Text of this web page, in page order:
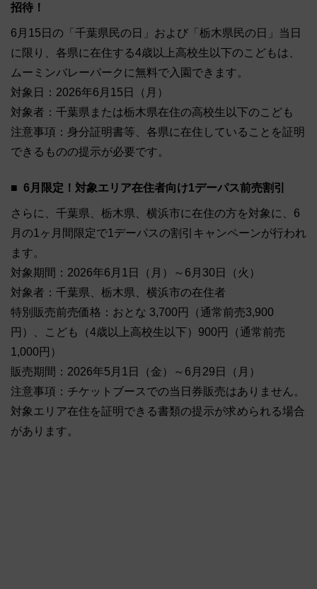
招待！
6月15日の「千葉県民の日」および「栃木県民の日」当日
に限り、各県に在住する4歳以上高校生以下のこどもは、
ムーミンバレーパークに無料で入園できます。
対象日：2026年6月15日（月）
対象者：千葉県または栃木県在住の高校生以下のこども
注意事項：身分証明書等、各県に在住していることを証明
できるものの提示が必要です。
6月限定！対象エリア在住者向け1デーパス前売割引
さらに、千葉県、栃木県、横浜市に在住の方を対象に、6
月の1ヶ月間限定で1デーパスの割引キャンペーンが行われ
ます。
対象期間：2026年6月1日（月）～6月30日（火）
対象者：千葉県、栃木県、横浜市の在住者
特別販売前売価格：おとな 3,700円（通常前売3,900
円）、こども（4歳以上高校生以下）900円（通常前売
1,000円）
販売期間：2026年5月1日（金）～6月29日（月）
注意事項：チケットブースでの当日券販売はありません。
対象エリア在住を証明できる書類の提示が求められる場合
があります。